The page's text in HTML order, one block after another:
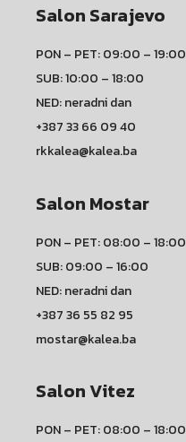
Salon Sarajevo
PON – PET: 09:00 – 19:00
SUB: 10:00 – 18:00
NED: neradni dan
+387 33 66 09 40
rkkalea@kalea.ba
Salon Mostar
PON – PET: 08:00 – 18:00
SUB: 09:00 – 16:00
NED: neradni dan
+387 36 55 82 95
mostar@kalea.ba
Salon Vitez
PON – PET: 08:00 – 18:00